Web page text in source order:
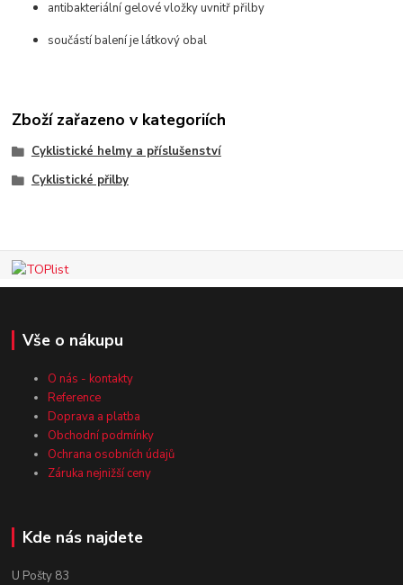
antibakteriální gelové vložky uvnitř přilby
součástí balení je látkový obal
Zboží zařazeno v kategoriích
Cyklistické helmy a příslušenství
Cyklistické přilby
Vše o nákupu
O nás - kontakty
Reference
Doprava a platba
Obchodní podmínky
Ochrana osobních údajů
Záruka nejnižší ceny
Kde nás najdete
U Pošty 83